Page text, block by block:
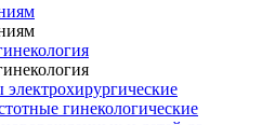
гинекологические